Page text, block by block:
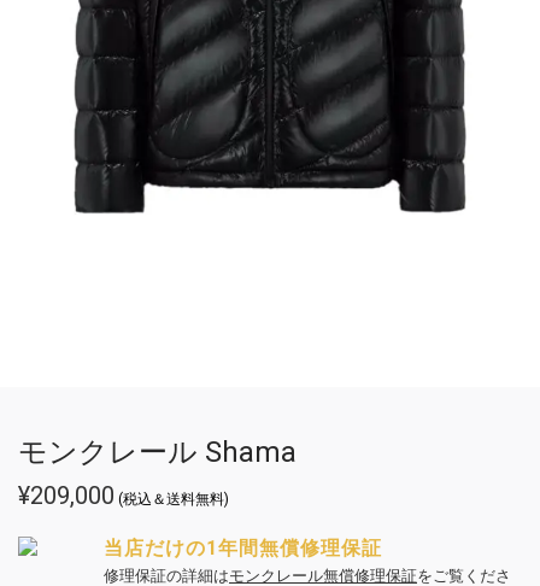
モンクレール Shama
¥209,000 (税込＆送料無料)
当店だけの1年間無償修理保証
修理保証の詳細はモンクレール無償修理保証をご覧くださ